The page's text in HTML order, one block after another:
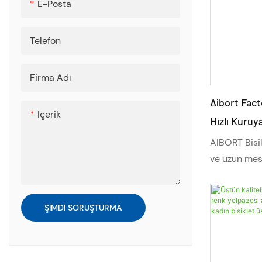
E-Posta
Telefon
Firma Adı
Içerik
ŞIMDI SORUŞTURMA
ürün, her
Aibort
Hızlı
Termal
Emici
AIBORT
ve uzun
nem